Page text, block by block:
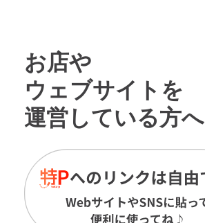
お店や
ウェブサイトを
運営している方へ